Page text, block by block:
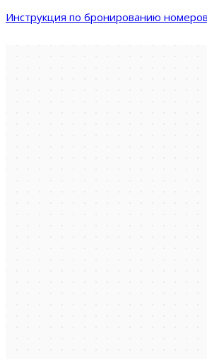
Инструкция по бронированию